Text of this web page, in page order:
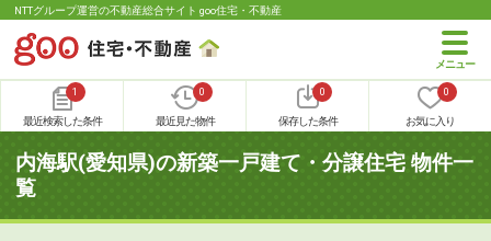
NTTグループ運営の不動産総合サイト goo住宅・不動産
1
最近検索した条件
0
最近見た物件
0
保存した条件
0
お気に入り
内海駅(愛知県)の新築一戸建て・分譲住宅 物件一
覧